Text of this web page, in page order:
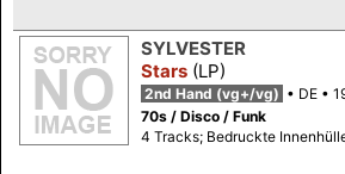
SYLVESTER
Stars (LP)
2nd Hand (vg+/vg) DE
70s / Disco / Funk
4 Tracks; Bedruckte